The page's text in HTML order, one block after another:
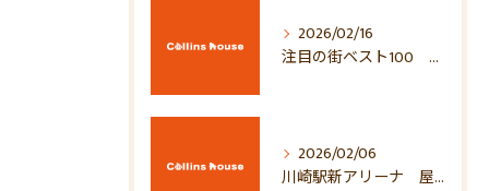
2026/02/16
注目の街ベスト100 2026年！！
2026/02/06
川崎駅新アリーナ 屋上がすごい！